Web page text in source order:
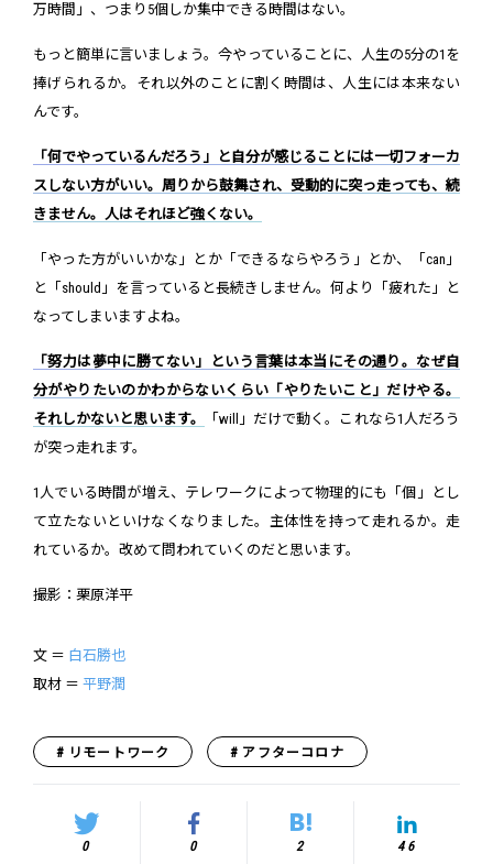
万時間」、つまり5個しか集中できる時間はない。
もっと簡単に言いましょう。今やっていることに、人生の5分の1を
捧げられるか。それ以外のことに割く時間は、人生には本来ない
んです。
「何でやっているんだろう」と自分が感じることには一切フォーカ
スしない方がいい。周りから鼓舞され、受動的に突っ走っても、続
きません。人はそれほど強くない。
「やった方がいいかな」とか「できるならやろう」とか、「can」
と「should」を言っていると長続きしません。何より「疲れた」と
なってしまいますよね。
「努力は夢中に勝てない」という言葉は本当にその通り。なぜ自
分がやりたいのかわからないくらい「やりたいこと」だけやる。
それしかないと思います。
「will」だけで動く。これなら1人だろう
が突っ走れます。
1人でいる時間が増え、テレワークによって物理的にも「個」とし
て立たないといけなくなりました。主体性を持って走れるか。走
れているか。改めて問われていくのだと思います。
撮影：栗原洋平
文 ＝ 白石勝也
取材 ＝ 平野潤
リモートワーク アフターコロナ
0 0 2 46